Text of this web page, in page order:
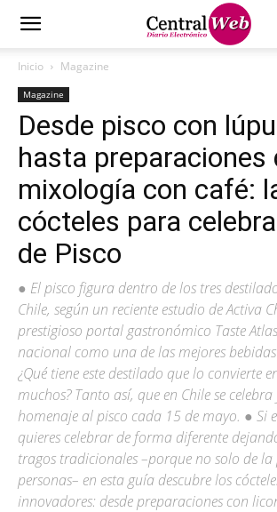
Inicio Magazine
Magazine
Desde pisco con
hasta preparaciones
mixología con café:
cócteles para
de Pisco
● El pisco figura dentro de los tres
Chile, según un reciente estudio de Activa
prestigioso portal gastronómico Taste
nacional como una de las mejores
¿Qué tiene este destilado que lo convierte
muchos? Tanto así, que en Chile se
homenaje al pisco cada 15 de mayo. ● Si
quieres celebrar de forma diferente
tragos tradicionales –porque no solo de la
personas– en esta guía descubre los
innovadores: desde preparaciones con